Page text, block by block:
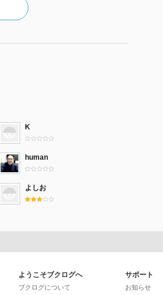
K
human
よしお
ようこそブクログへ
ブクログについて
サポート
お知らせ